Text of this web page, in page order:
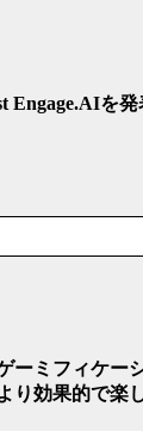
Engage.AIを発
ーミフィケー
り効果的で楽